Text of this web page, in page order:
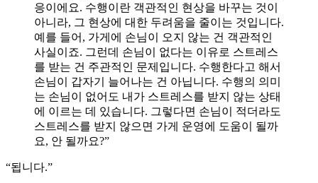
응이에요. 수행이란 객관적인 현상을 바꾸는 것이
아니라, 그 현상에 대한 두려움을 줄이는 것입니다.
예를 들어, 가게에 손님이 오지 않는 건 객관적인
사실이죠. 그런데 손님이 없다는 이유로 스트레스
를 받는 건 주관적인 문제입니다. 수행한다고 해서
손님이 갑자기 늘어나는 건 아닙니다. 수행의 의미
는 손님이 없어도 내가 스트레스를 받지 않는 상태
에 이르는 데 있습니다. 그렇다면 손님이 적더라도
스트레스를 받지 않으면 가게 운영에 도움이 될까
요, 안 될까요?”
“됩니다.”